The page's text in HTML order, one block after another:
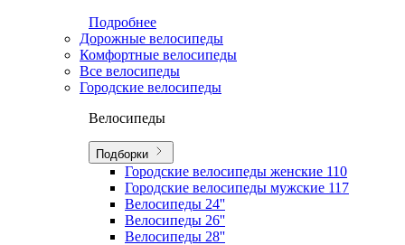
Подробнее
Дорожные велосипеды
Комфортные велосипеды
Все велосипеды
Городские велосипеды
Велосипеды
Подборки
Городские велосипеды женские 110
Городские велосипеды мужские 117
Велосипеды 24''
Велосипеды 26''
Велосипеды 28''